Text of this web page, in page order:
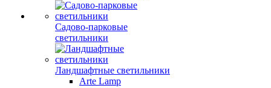
Садово-парковые
светильники
Ландшафтные светильники
Arte Lamp